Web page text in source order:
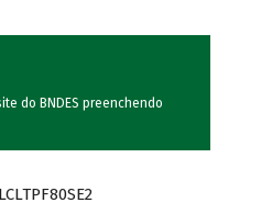
do BNDES preenchendo